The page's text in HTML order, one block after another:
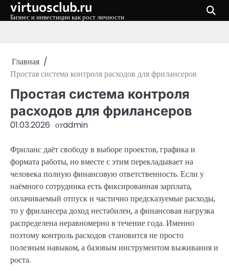
Перейти
virtuosclub.ru
Бизнес и инвестиции как рост личности
Главная
Простая система контроля расходов для фрилансеров
Простая система контроля
расходов для фрилансеров
01.03.2026 отadmin
Фриланс даёт свободу в выборе проектов, графика и
формата работы, но вместе с этим перекладывает на
человека полную финансовую ответственность. Если у
наёмного сотрудника есть фиксированная зарплата,
оплачиваемый отпуск и частично предсказуемые расходы,
то у фрилансера доход нестабилен, а финансовая нагрузка
распределена неравномерно в течение года. Именно
поэтому контроль расходов становится не просто
полезным навыком, а базовым инструментом выживания и
роста.